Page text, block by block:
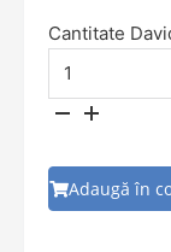
Cantitate
Adaugă în